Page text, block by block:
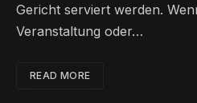
Gericht serviert werden.
Veranstaltung oder…
READ MORE